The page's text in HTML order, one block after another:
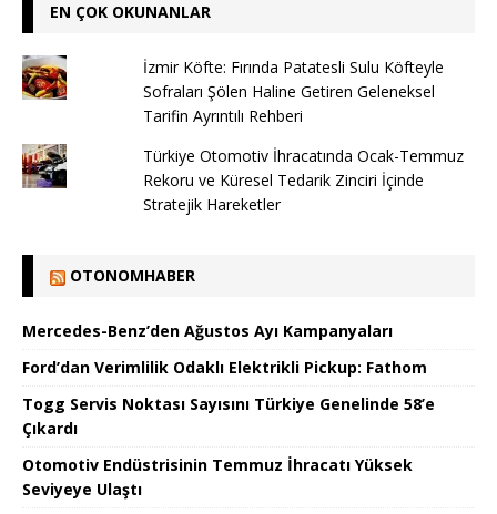
EN ÇOK OKUNANLAR
İzmir Köfte: Fırında Patatesli Sulu Köfteyle
Sofraları Şölen Haline Getiren Geleneksel
Tarifin Ayrıntılı Rehberi
Türkiye Otomotiv İhracatında Ocak-Temmuz
Rekoru ve Küresel Tedarik Zinciri İçinde
Stratejik Hareketler
OTONOMHABER
Mercedes-Benz’den Ağustos Ayı Kampanyaları
Ford’dan Verimlilik Odaklı Elektrikli Pickup: Fathom
Togg Servis Noktası Sayısını Türkiye Genelinde 58’e
Çıkardı
Otomotiv Endüstrisinin Temmuz İhracatı Yüksek
Seviyeye Ulaştı